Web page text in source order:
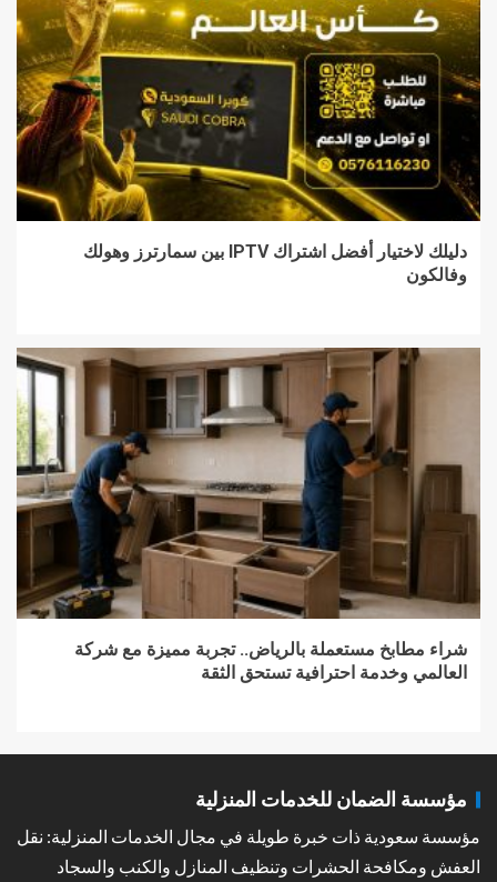
دليلك لاختيار أفضل اشتراك IPTV بين سمارترز وهولك
وفالكون
شراء مطابخ مستعملة بالرياض.. تجربة مميزة مع شركة
العالمي وخدمة احترافية تستحق الثقة
مؤسسة الضمان للخدمات المنزلية
مؤسسة سعودية ذات خبرة طويلة في مجال الخدمات المنزلية: نقل
العفش ومكافحة الحشرات وتنظيف المنازل والكنب والسجاد